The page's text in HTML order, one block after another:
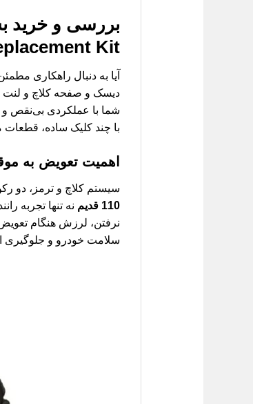
بررسی و خرید
Kit)
شما با عملکردی بی‌نقص و
با چند کلیک ساده، قطعات
اهمیت تعویض به
سیستم کلاچ و ترمز، دو
110 قدیم
نه تنها تجربه
نرفتن، لرزش هنگام
سلامت خودرو و جلوگیری